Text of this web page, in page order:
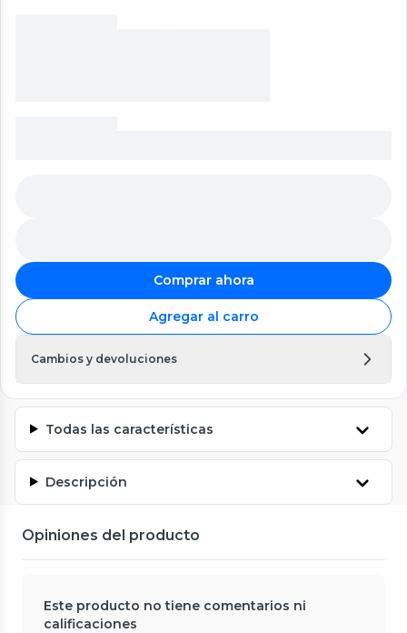
Comprar ahora
Agregar al carro
Cambios y devoluciones
Todas las características
Descripción
Opiniones del producto
Este producto no tiene comentarios ni
calificaciones